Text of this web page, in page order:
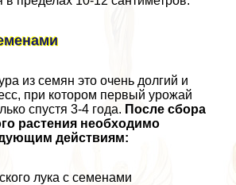
из семян это очень долгий и
при котором первый урожай
спустя 3-4 года. После сбора
растения необходимо
действиям:
лука с семенами